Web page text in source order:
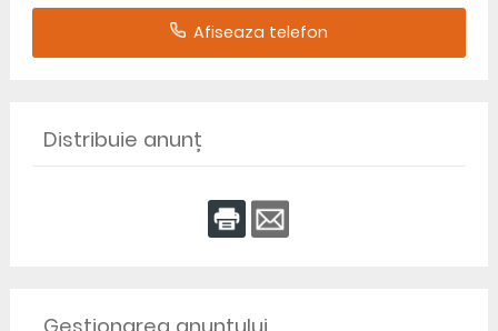
Afiseaza telefon
Distribuie anunț